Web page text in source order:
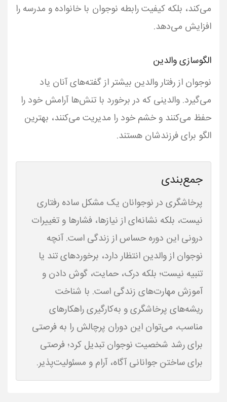
می‌کند، بلکه کیفیت رابطه نوجوان با خانواده و مدرسه را
افزایش می‌دهد.
الگوسازی والدین
نوجوان از رفتار والدین بیشتر از گفته‌های آنان یاد
می‌گیرد. والدینی که در برخورد با تنش‌ها آرامش خود را
حفظ می‌کنند و خشم خود را مدیریت می‌کنند، بهترین
الگو برای فرزندشان هستند.
جمع‌بندی
پرخاشگری در نوجوانان یک مشکل ساده رفتاری
نیست، بلکه نشانه‌ای از نیازها، فشارها و تغییرات
درونی این دوره حساس از زندگی است. آنچه
نوجوان از والدین انتظار دارد، برخوردهای تند یا
تنبیه نیست؛ بلکه درک، حمایت، گوش دادن و
آموزش مهارت‌های زندگی است. با شناخت
ریشه‌های پرخاشگری و به‌کارگیری راهکارهای
مناسب، می‌توان این دوران پرچالش را به فرصتی
برای رشد شخصیت نوجوان تبدیل کرد؛ فرصتی
برای ساختن جوانانی آگاه، آرام و مسئولیت‌پذیر.